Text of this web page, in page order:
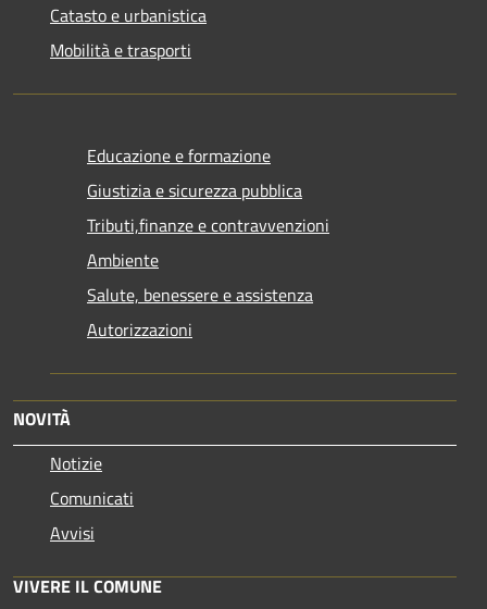
Catasto e urbanistica
Mobilità e trasporti
Educazione e formazione
Giustizia e sicurezza pubblica
Tributi,finanze e contravvenzioni
Ambiente
Salute, benessere e assistenza
Autorizzazioni
NOVITÀ
Notizie
Comunicati
Avvisi
VIVERE IL COMUNE